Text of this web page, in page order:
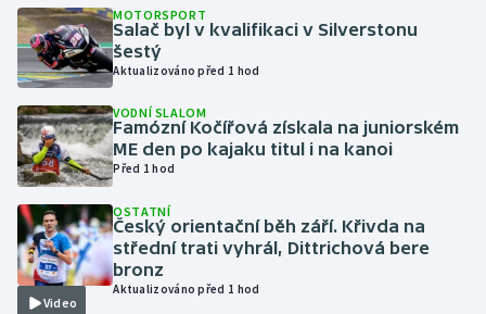
Moderní pětiboj
Motorsport
Olympijské hry
Parasport
Plavání
Plážový volejbal
MOTORSPORT
Salač byl v kvalifikaci v Silverstonu
šestý
Aktualizováno před 1 hod
VODNÍ SLALOM
Famózní Kočířová získala na juniorském
ME den po kajaku titul i na kanoi
Před 1 hod
Video
OSTATNÍ
Český orientační běh září. Křivda na
střední trati vyhrál, Dittrichová bere
bronz
Aktualizováno před 1 hod